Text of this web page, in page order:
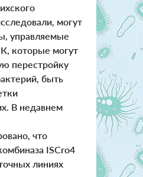
могут
управляемые
которые могут
перестройку
быть
В недавнем
что
ISCro4
линиях